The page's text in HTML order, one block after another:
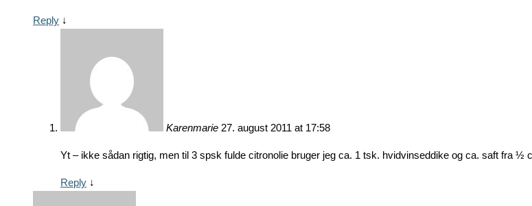
Reply ↓
Karenmarie 27. august 2011 at 17:58
Yt – ikke sådan rigtig, men til 3 spsk fulde citronolie bruger jeg ca. 1 tsk. hvidvinseddike og ca. saft fra ½
Reply ↓